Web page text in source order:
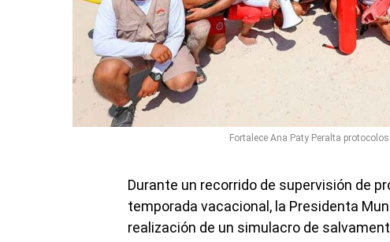
Fortalece Ana Paty Peralta
Durante un recorrido de supervisión de
temporada vacacional, la Presidenta
realización de un simulacro de